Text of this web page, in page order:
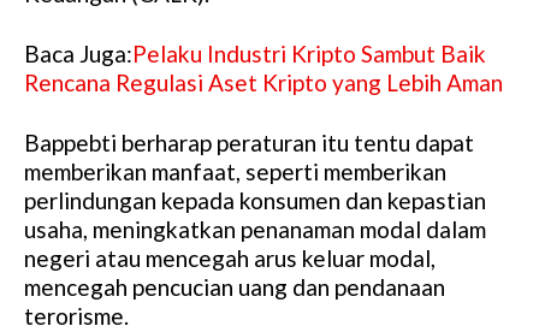
Baca Juga:Pelaku Industri Kripto Sambut Baik
Rencana Regulasi Aset Kripto yang Lebih Aman
Bappebti berharap peraturan itu tentu dapat
memberikan manfaat, seperti memberikan
perlindungan kepada konsumen dan kepastian
usaha, meningkatkan penanaman modal dalam
negeri atau mencegah arus keluar modal,
mencegah pencucian uang dan pendanaan
terorisme.